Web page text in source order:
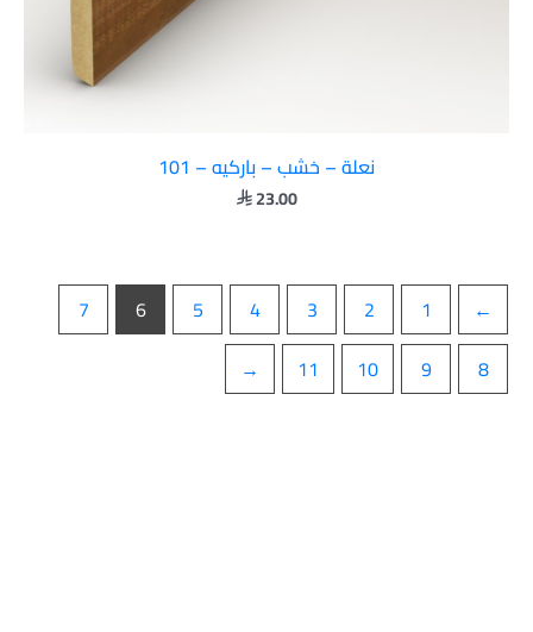
نعلة – خشب – باركيه – 101
23.00
→
1
2
3
4
5
6
7
8
9
10
11
←